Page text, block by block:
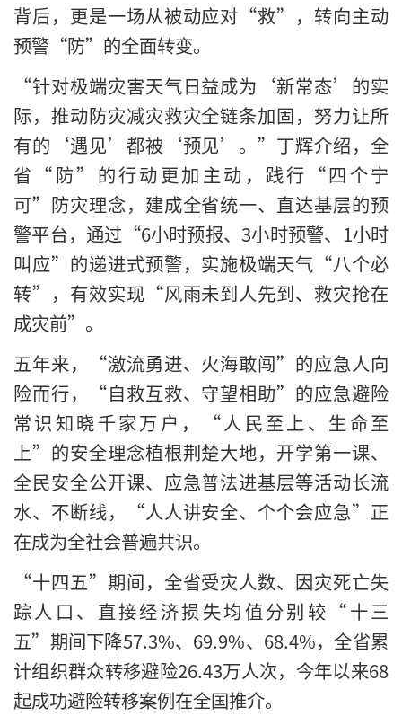
背后，更是一场从被动应对“救”，转向主动
预警“防”的全面转变。
“针对极端灾害天气日益成为‘新常态’的实
际，推动防灾减灾救灾全链条加固，努力让所
有的‘遇见’都被‘预见’。”丁辉介绍，全
省“防”的行动更加主动，践行“四个宁
可”防灾理念，建成全省统一、直达基层的预
警平台，通过“6小时预报、3小时预警、1小时
叫应”的递进式预警，实施极端天气“八个必
转”，有效实现“风雨未到人先到、救灾抢在
成灾前”。
五年来，“激流勇进、火海敢闯”的应急人向
险而行，“自救互救、守望相助”的应急避险
常识知晓千家万户，“人民至上、生命至
上”的安全理念植根荆楚大地，开学第一课、
全民安全公开课、应急普法进基层等活动长流
水、不断线，“人人讲安全、个个会应急”正
在成为全社会普遍共识。
“十四五”期间，全省受灾人数、因灾死亡失
踪人口、直接经济损失均值分别较“十三
五”期间下降57.3%、69.9%、68.4%，全省累
计组织群众转移避险26.43万人次，今年以来68
起成功避险转移案例在全国推介。